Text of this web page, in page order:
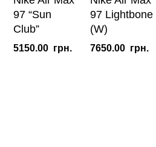
97 “Sun
Club”
5150.00 грн.
97 Lightbone
(W)
7650.00 грн.